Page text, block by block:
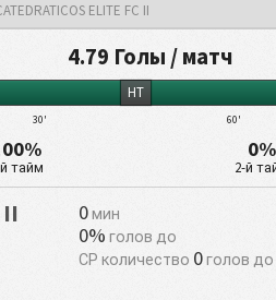
ELITE FC II
4.79 Голы / матч
30'
HT
60'
тайм
0%
2-й
II
0мин
0% голов до
СР количество 0голов до